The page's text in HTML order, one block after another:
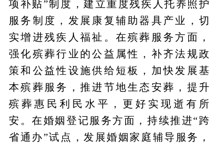
项补贴”制度，建立重度残疾人托养照护
服务制度，发展康复辅助器具产业，切
实增进残疾人福祉。在殡葬服务方面，
强化殡葬行业的公益属性，补齐法规政
策和公益性设施供给短板，加快发展基
本殡葬服务，推进节地生态安葬，提升
殡葬惠民利民水平，更好实现逝有所
安。在婚姻登记服务方面，持续推进“跨
省通办”试点，发展婚姻家庭辅导服务，